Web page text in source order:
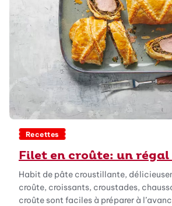
Recettes
Filet en croûte: un
Habit de pâte croustillante,
croûte, croissants, croustades,
croûte sont faciles à préparer à